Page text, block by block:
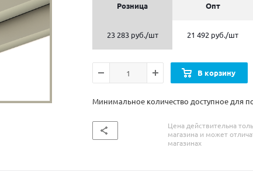
Розница Опт
23 283 руб./шт 21 492 руб./шт
В корзину
Минимальное количество доступное для
Цена действительна
магазина и может
магазинах